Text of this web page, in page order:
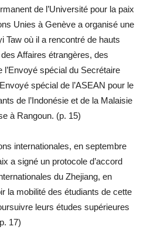
de l’Université pour la paix
Unies à Genève a organisé une
Taw où il a rencontré de hauts
Affaires étrangères, des
spécial du Secrétaire
spécial de l’ASEAN pour le
de l’Indonésie et de la Malaisie
à Rangoun. (p. 15)
internationales, en septembre
a signé un protocole d’accord
du Zhejiang, en
la mobilité des étudiants de cette
leurs études supérieures
17)